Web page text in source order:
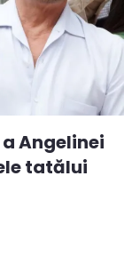
Angelinei
tatălui